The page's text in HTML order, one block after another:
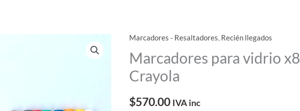
Marcadores - Resaltadores, Recién llegados
Marcadores para vidrio x8
Crayola
$570.00 IVA inc